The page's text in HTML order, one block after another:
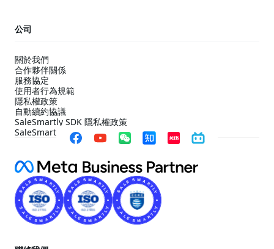
公司
關於我們
合作夥伴關係
服務協定
使用者行為規範
隱私權政策
自動續約協議
SaleSmartly SDK 隱私權政策
SaleSmartly SDK 合規配置指引